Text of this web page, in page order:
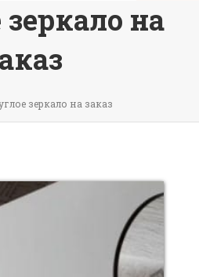
на
зеркало на заказ